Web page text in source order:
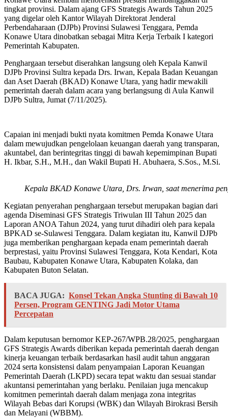
tingkat provinsi. Dalam ajang GFS Strategis Awards Tahun 2025
yang digelar oleh Kantor Wilayah Direktorat Jenderal
Perbendaharaan (DJPb) Provinsi Sulawesi Tenggara, Pemda
Konawe Utara dinobatkan sebagai Mitra Kerja Terbaik I kategori
Pemerintah Kabupaten.
Penghargaan tersebut diserahkan langsung oleh Kepala Kanwil
DJPb Provinsi Sultra kepada Drs. Irwan, Kepala Badan Keuangan
dan Aset Daerah (BKAD) Konawe Utara, yang hadir mewakili
pemerintah daerah dalam acara yang berlangsung di Aula Kanwil
DJPb Sultra, Jumat (7/11/2025).
Capaian ini menjadi bukti nyata komitmen Pemda Konawe Utara
dalam mewujudkan pengelolaan keuangan daerah yang transparan,
akuntabel, dan berintegritas tinggi di bawah kepemimpinan Bupati
H. Ikbar, S.H., M.H., dan Wakil Bupati H. Abuhaera, S.Sos., M.Si.
Kepala BKAD Konawe Utara, Drs. Irwan, saat menerima
Kegiatan penyerahan penghargaan tersebut merupakan bagian dari
agenda Diseminasi GFS Strategis Triwulan III Tahun 2025 dan
Laporan ANOA Tahun 2024, yang turut dihadiri oleh para kepala
BPKAD se-Sulawesi Tenggara. Dalam kegiatan itu, Kanwil DJPb
juga memberikan penghargaan kepada enam pemerintah daerah
berprestasi, yaitu Provinsi Sulawesi Tenggara, Kota Kendari, Kota
Baubau, Kabupaten Konawe Utara, Kabupaten Kolaka, dan
Kabupaten Buton Selatan.
BACA JUGA: Konsel Tekan Angka Stunting di Bawah 10
Persen, Program GENTING Jadi Motor Utama
Percepatan
Dalam keputusan bernomor KEP-267/WPB.28/2025, penghargaan
GFS Strategis Awards diberikan kepada pemerintah daerah dengan
kinerja keuangan terbaik berdasarkan hasil audit tahun anggaran
2024 serta konsistensi dalam penyampaian Laporan Keuangan
Pemerintah Daerah (LKPD) secara tepat waktu dan sesuai standar
akuntansi pemerintahan yang berlaku. Penilaian juga mencakup
komitmen pemerintah daerah dalam menjaga zona integritas
Wilayah Bebas dari Korupsi (WBK) dan Wilayah Birokrasi Bersih
dan Melayani (WBBM).